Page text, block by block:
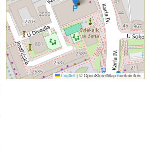
Leaflet |© OpenStreetMap contributors